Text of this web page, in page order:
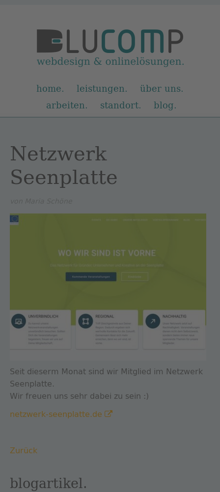
Navigation
überspringen
home leistungen
über uns
arbeiten
standort blog
Netzwerk
Seenplatte
Seit dieserm Monat sind wir Mitglied im Netzwerk
Seenplatte.
Wir freuen uns sehr dabei zu sein :)
netzwerk-seenplatte.de
Zurück
blogartikel.